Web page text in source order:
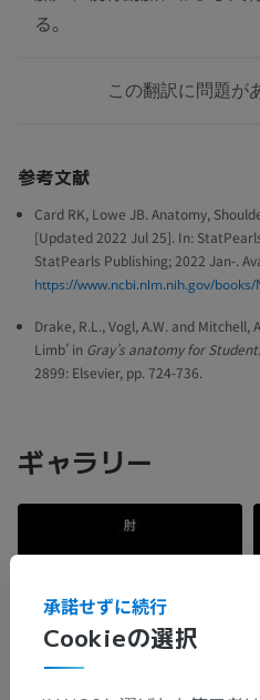
る。
この翻訳に問題が
参考文献
Card RK, Lowe JB. Anatomy,
[Updated 2022 Jul 25]. In:
StatPearls Publishing; 2022 Jan-.
https://www.ncbi.nlm.nih.gov/books/
Drake, R.L., Vogl, A.W. and Mitchell,
Limb’ in Gray’s anatomy for
2899: Elsevier, pp. 724-736.
ギャラリー
Cookieの選択
承諾せずに続行